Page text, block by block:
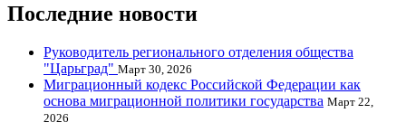
Последние новости
Руководитель регионального отделения общества
"Царьград" Март 30, 2026
Миграционный кодекс Российской Федерации как
основа миграционной политики государства Март 22,
2026